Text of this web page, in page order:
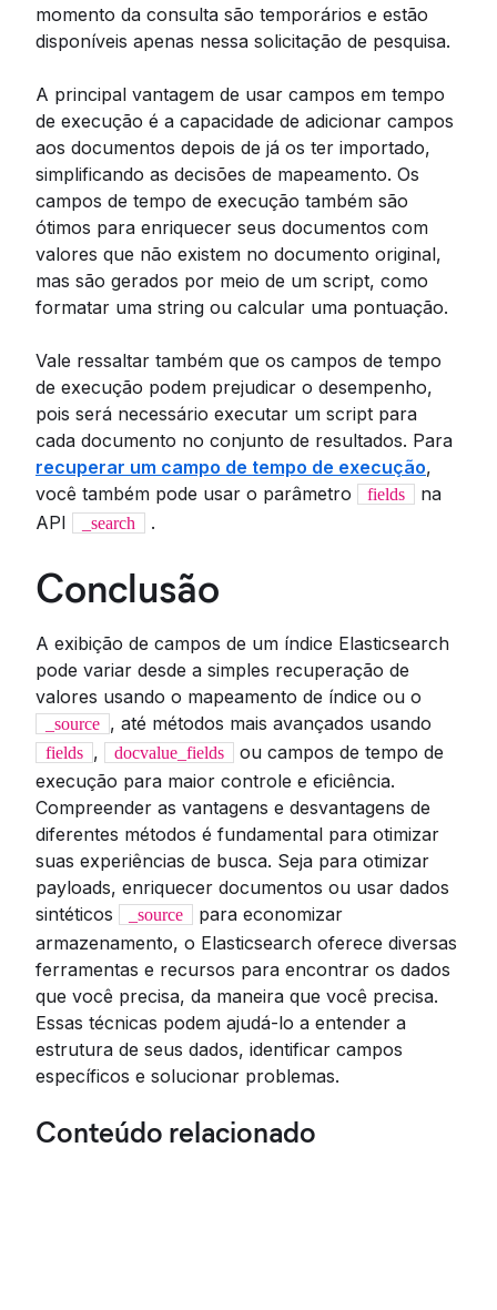
momento da consulta são temporários e estão
disponíveis apenas nessa solicitação de pesquisa.
A principal vantagem de usar campos em tempo
de execução é a capacidade de adicionar campos
aos documentos depois de já os ter importado,
simplificando as decisões de mapeamento. Os
campos de tempo de execução também são
ótimos para enriquecer seus documentos com
valores que não existem no documento original,
mas são gerados por meio de um script, como
formatar uma string ou calcular uma pontuação.
Vale ressaltar também que os campos de tempo
de execução podem prejudicar o desempenho,
pois será necessário executar um script para
cada documento no conjunto de resultados. Para
recuperar um campo de tempo de execução,
você também pode usar o parâmetro
fields
na
API
_search .
Conclusão
A exibição de campos de um índice Elasticsearch
pode variar desde a simples recuperação de
valores usando o mapeamento de índice ou o
_source , até métodos mais avançados usando
fields , docvalue_fields
ou campos de tempo de
execução para maior controle e eficiência.
Compreender as vantagens e desvantagens de
diferentes métodos é fundamental para otimizar
suas experiências de busca. Seja para otimizar
payloads, enriquecer documentos ou usar dados
sintéticos
_source
para economizar
armazenamento, o Elasticsearch oferece diversas
ferramentas e recursos para encontrar os dados
que você precisa, da maneira que você precisa.
Essas técnicas podem ajudá-lo a entender a
estrutura de seus dados, identificar campos
específicos e solucionar problemas.
Conteúdo relacionado